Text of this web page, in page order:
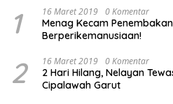
1 16 Maret 2019 0 Komentar
Menag Kecam
Berperikemanusiaan!
2 16 Maret 2019 0 Komentar
2 Hari Hilang, Nelayan
Cipalawah Garut